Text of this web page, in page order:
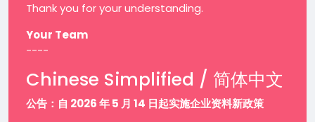
Thank you for your understanding.
Your Team
----
Chinese Simplified / 简体中文
公告：自 2026 年 5 月 14 日起实施企业资料新政策